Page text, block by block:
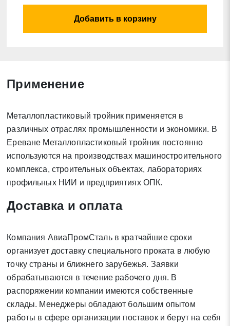
Поиск Закрыть
Добавить в корзину
Применение
Металлопластиковый тройник применяется в
различных отраслях промышленности и экономики. В
Ереване Металлопластиковый тройник постоянно
используются на производствах машиностроительного
комплекса, строительных объектах, лабораториях
профильных НИИ и предприятиях ОПК.
Доставка и оплата
Компания АвиаПромСталь в кратчайшие сроки
организует доставку специального проката в любую
точку страны и ближнего зарубежья. Заявки
обрабатываются в течение рабочего дня. В
распоряжении компании имеются собственные
склады. Менеджеры обладают большим опытом
работы в сфере организации поставок и берут на себя
Заявка на обратный звонок
* - обязательные поля для заполнения
Отправить заявку
Нажимая на кнопку «Отправить заявку» Вы даете согласие
на обработку своих персональных данных в соответствии со
статьей 9 Федерального закона от 27 июля 2006 г. N 152-ФЗ
«О персональных данных», а также соглашаетесь на
информационную рассылку по средством e-mail или СМС